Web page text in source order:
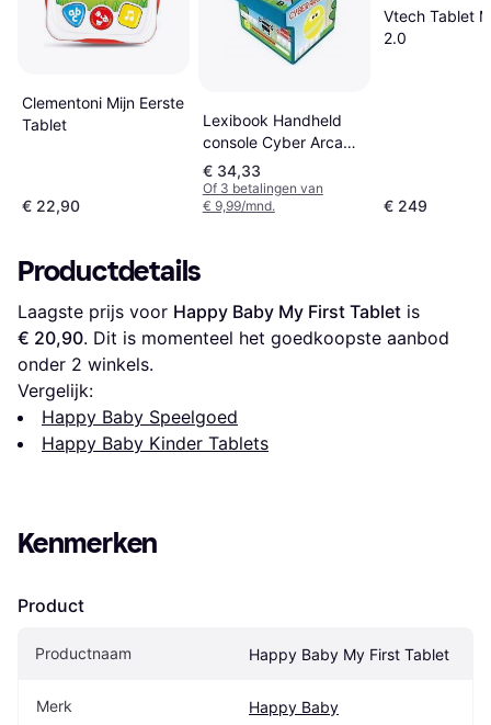
Clementoni Mijn Eerste
Tablet
€ 22,90
Lexibook Handheld
console Cyber Arcade
(JL2940)
€ 34,33
Of 3 betalingen van
€ 9,99/mnd.
Vtech Tablet
2.0
€ 249
Productdetails
Laagste prijs voor Happy Baby My First Tablet
€ 20,90. Dit is momenteel het goedkoopste aanbod
onder 2 winkels.
Vergelijk:
Happy Baby Speelgoed
Happy Baby Kinder Tablets
Kenmerken
Product
Productnaam Happy Baby My First Tablet
Merk Happy Baby